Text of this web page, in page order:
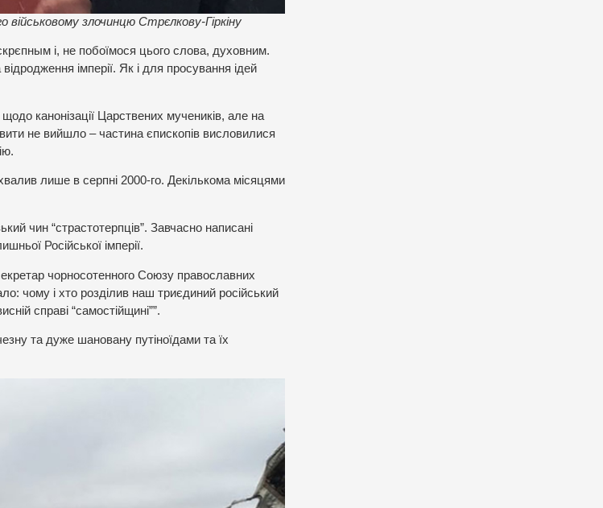
військовому злочинцю Стрєлкову-Гіркіну
і, не побоїмося цього слова, духовним.
імперії. Як і для просування ідей
канонізації Царствених мучеників, але на
не вийшло – частина єпископів висловилися
лише в серпні 2000-го. Декількома місяцями
чин “страстотерпців”. Завчасно написані
Російської імперії.
чорносотенного Союзу православних
чому і хто розділив наш триєдиний російський
справі “самостійщині””.
та дуже шановану путіноїдами та їх